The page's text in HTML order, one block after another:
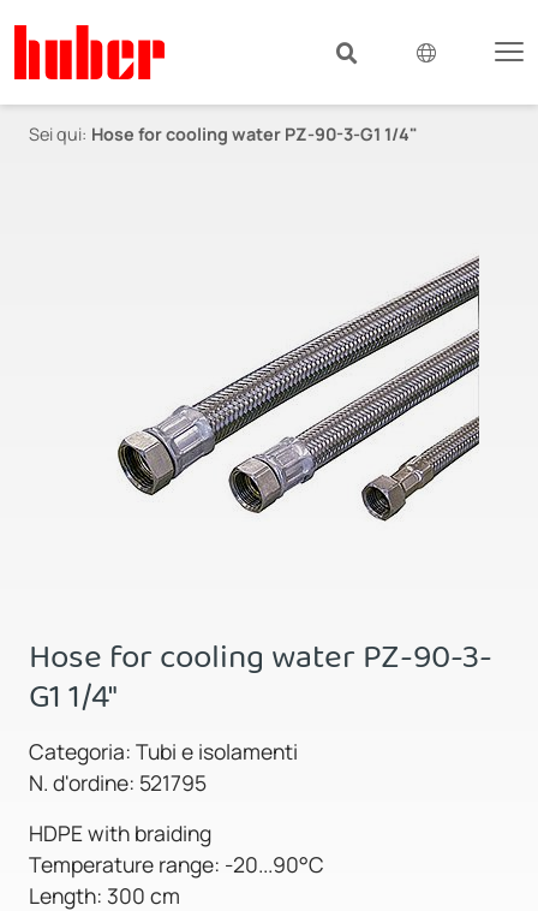
Sei qui: Hose for cooling water PZ-90-3-G1 1/4"
Hose for cooling water PZ-90-3-
G1 1/4"
Categoria: Tubi e isolamenti
N. d'ordine: 521795
HDPE with braiding
Temperature range: -20...90°C
Length: 300 cm